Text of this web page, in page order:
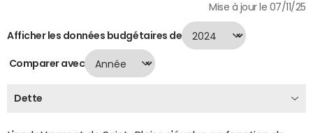
Mise à jour le 07/11/25
Afficher les données budgétaires de
Comparer avec
Dette